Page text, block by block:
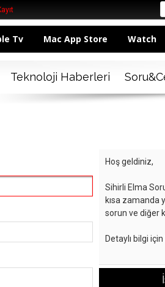
Tv Mac App Store Watch
Teknoloji Haberleri
Hoş geldiniz,
Sihirli Elma
kısa zamanda
sorun ve diğer
Detaylı bilgi için